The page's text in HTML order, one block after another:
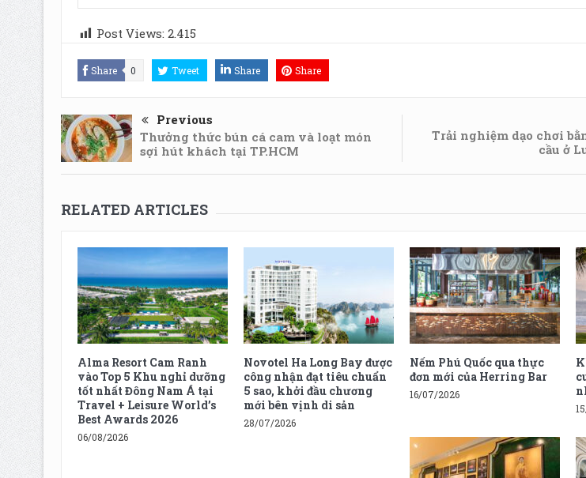
Post Views: 2.415
Share 0 Tweet Share Share
Previous
Thưởng thức bún cá cam và loạt món
sợi hút khách tại TP.HCM
Trải nghiệm dạo chơi
cầu ở
RELATED ARTICLES
Alma Resort Cam Ranh
vào Top 5 Khu nghỉ dưỡng
tốt nhất Đông Nam Á tại
Travel + Leisure World’s
Best Awards 2026
06/08/2026
Novotel Ha Long Bay được
công nhận đạt tiêu chuẩn
5 sao, khởi đầu chương
mới bên vịnh di sản
28/07/2026
Nếm Phú Quốc qua thực
đơn mới của Herring Bar
16/07/2026